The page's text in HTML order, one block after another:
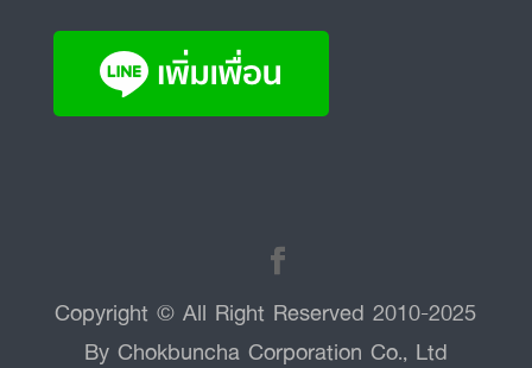
Copyright © All Right Reserved 2010-2025
By Chokbuncha Corporation Co., Ltd